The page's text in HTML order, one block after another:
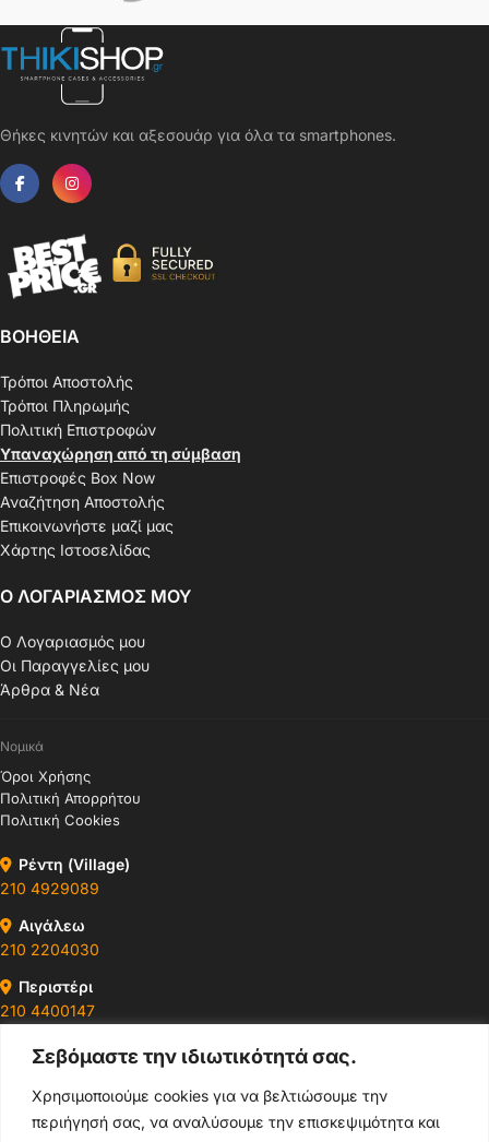
Σεβόμαστε την ιδιωτικότητά σας.
Χρησιμοποιούμε cookies για να βελτιώσουμε την
περιήγησή σας, να αναλύσουμε την επισκεψιμότητα και
Θήκες κινητών και αξεσουάρ για όλα τα smartphones.
ΒΟΗΘΕΙΑ
Τρόποι Αποστολής
Τρόποι Πληρωμής
Πολιτική Επιστροφών
Υπαναχώρηση από τη σύμβαση
Επιστροφές Box Now
Αναζήτηση Αποστολής
Επικοινωνήστε μαζί μας
Χάρτης Ιστοσελίδας
Ο ΛΟΓΑΡΙΑΣΜΟΣ ΜΟΥ
Ο Λογαριασμός μου
Οι Παραγγελίες μου
Άρθρα & Νέα
Νομικά
Όροι Χρήσης
Πολιτική Απορρήτου
Πολιτική Cookies
Ρέντη (Village)
210 4929089
Αιγάλεω
210 2204030
Περιστέρι
210 4400147
Ωράρια & Διευθύνσεις →
210 4929089